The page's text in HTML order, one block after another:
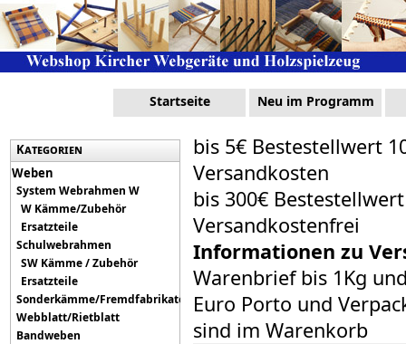
Startseite Neu im Programm
Kategorien
Weben
System Webrahmen W
W Kämme/Zubehör
Ersatzteile
Schulwebrahmen
SW Kämme / Zubehör
Ersatzteile
Sonderkämme/Fremdfabrikate
Webblatt/Rietblatt
Bandweben
bis 5€ Bestestellwert
Versandkosten
bis 300€
Versandkostenfrei
Informationen zu
Warenbrief bis 1Kg
Euro Porto und
sind im Warenkorb